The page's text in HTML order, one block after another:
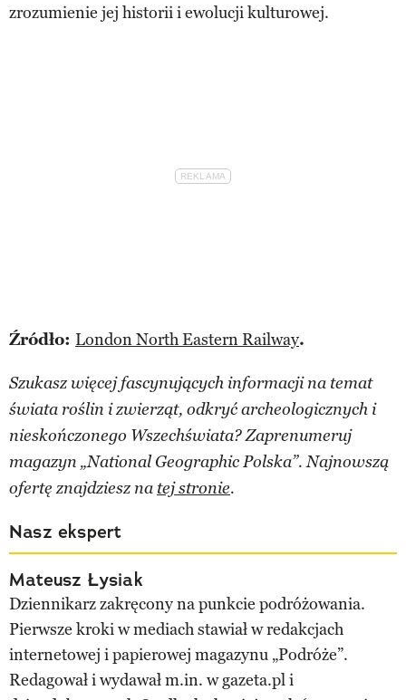
zrozumienie jej historii i ewolucji kulturowej.
Źródło: London North Eastern Railway.
Szukasz więcej fascynujących informacji na temat
świata roślin i zwierząt, odkryć archeologicznych i
nieskończonego Wszechświata? Zaprenumeruj
magazyn „National Geographic Polska”. Najnowszą
ofertę znajdziesz na tej stronie.
Nasz ekspert
Mateusz Łysiak
Dziennikarz zakręcony na punkcie podróżowania.
Pierwsze kroki w mediach stawiał w redakcjach
internetowej i papierowej magazynu „Podróże”.
Redagował i wydawał m.in. w gazeta.pl i